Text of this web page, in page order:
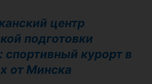
центр
подготовки
спортивный курорт в
от Минска